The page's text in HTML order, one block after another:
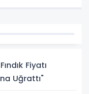
Fiyatı
Uğrattı"